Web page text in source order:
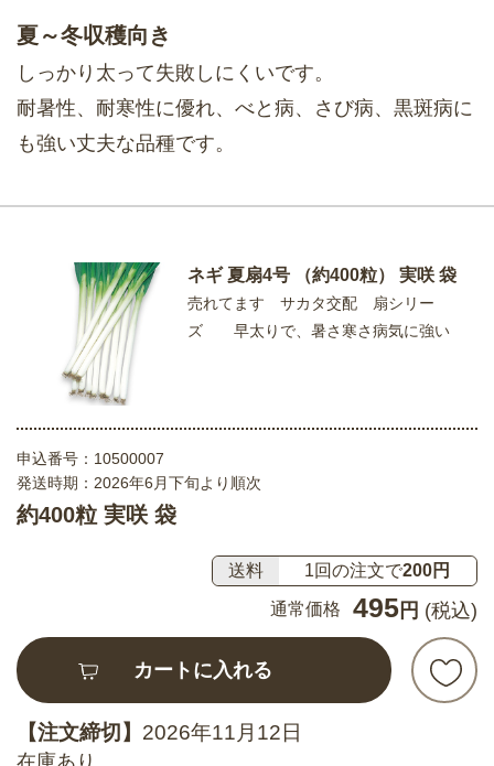
夏～冬収穫向き
しっかり太って失敗しにくいです。
耐暑性、耐寒性に優れ、べと病、さび病、黒斑病に
も強い丈夫な品種です。
ネギ 夏扇4号 （約400粒） 実咲 袋
売れてます サカタ交配 扇シリー
ズ 早太りで、暑さ寒さ病気に強い
申込番号： 10500007
発送時期：2026年6月下旬より順次
約400粒 実咲 袋
送料 1回の注文で200円
通常価格 495 円 (税込)
カートに入れる
【注文締切】 2026年11月12日
在庫あり